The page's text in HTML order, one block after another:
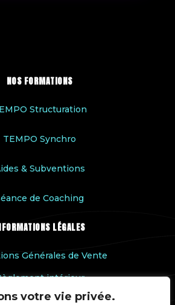
votre vie privée.
NOS FORMATIONS
Structuration
TEMPO Synchro
& Subventions
de Coaching
LÉGALES
Générales de Vente
intérieur
handicap